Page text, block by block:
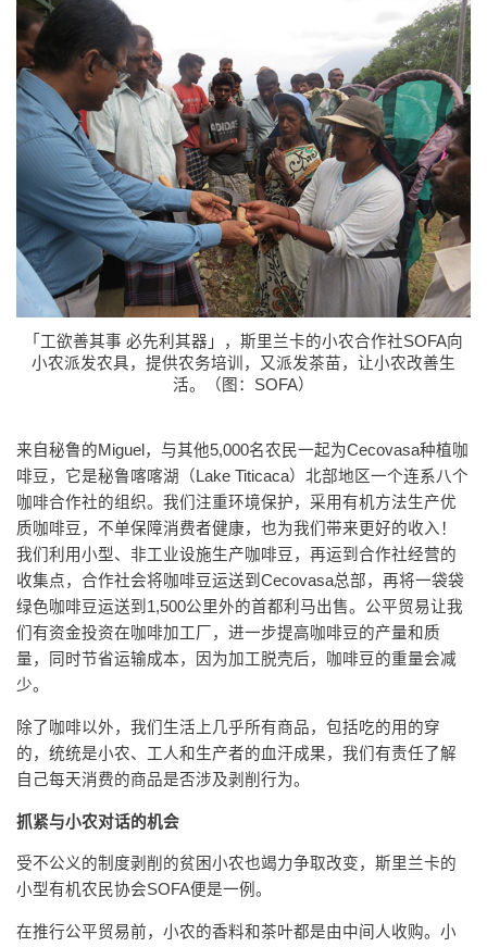
「工欲善其事 必先利其器」，斯里兰卡的小农合作社SOFA向
小农派发农具，提供农务培训，又派发茶苗，让小农改善生
活。（图：SOFA）
来自秘鲁的Miguel，与其他5,000名农民一起为Cecovasa种植咖
啡豆，它是秘鲁喀喀湖（Lake Titicaca）北部地区一个连系八个
咖啡合作社的组织。我们注重环境保护，采用有机方法生产优
质咖啡豆，不单保障消费者健康，也为我们带来更好的收入！
我们利用小型、非工业设施生产咖啡豆，再运到合作社经营的
收集点，合作社会将咖啡豆运送到Cecovasa总部，再将一袋袋
绿色咖啡豆运送到1,500公里外的首都利马出售。公平贸易让我
们有资金投资在咖啡加工厂，进一步提高咖啡豆的产量和质
量，同时节省运输成本，因为加工脱壳后，咖啡豆的重量会减
少。
除了咖啡以外，我们生活上几乎所有商品，包括吃的用的穿
的，统统是小农、工人和生产者的血汗成果，我们有责任了解
自己每天消费的商品是否涉及剥削行为。
抓紧与小农对话的机会
受不公义的制度剥削的贫困小农也竭力争取改变，斯里兰卡的
小型有机农民协会SOFA便是一例。
在推行公平贸易前，小农的香料和茶叶都是由中间人收购。小